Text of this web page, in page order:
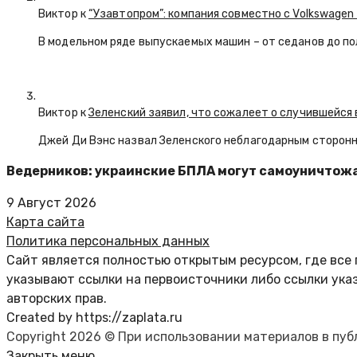
Виктор к“Узавтопром”: компания совместно с
В модельном ряде выпускаемых машин – от седанов до
Виктор кЗеленский заявил, что сожалеет о
Джей Ди Вэнс назвал Зеленского неблагодарным
Ведерников: украинские БПЛА могут
9 Август 2026
Карта сайта
Политика персональных данных
Сайт является полностью открытым ресурсом, где
указывают ссылки на первоисточники либо ссылки
авторских прав.
Created by https://zaplata.ru
Copyright 2026 © При использовании материалов в